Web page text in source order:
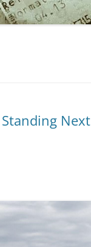
Next